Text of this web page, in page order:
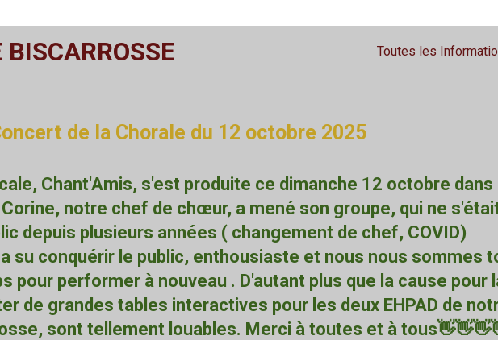
Toutes les
de la Chorale du 12 octobre 2025
Chant'Amis, s'est produite ce dimanche 12 octobre dans
notre chef de chœur, a mené son groupe, qui ne
depuis plusieurs années ( changement de chef, COVID)
su conquérir le public, enthousiaste et nous nous sommes
pour performer à nouveau . D'autant plus que la cause pour
de grandes tables interactives pour les deux EHPAD de
sont tellement louables. Merci à toutes et à